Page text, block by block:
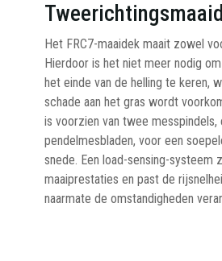
Het FRC7-maaidek maait zowel
Hierdoor is het niet meer nodig
het einde van de helling te keren,
schade aan het gras wordt
is voorzien van twee
pendelmesbladen, voor een
snede. Een load-sensing-systeem
maaiprestaties en past de
naarmate de omstandigheden